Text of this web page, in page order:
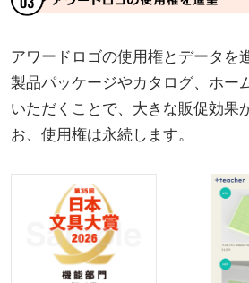
アワードロゴの使用権とデータを
製品パッケージやカタログ、ホー
いただくことで、大きな販促効果
お、使用権は永続します。